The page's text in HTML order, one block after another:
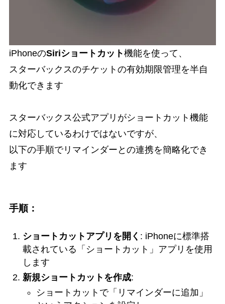
iPhoneのSiriショートカット機能を使って、
スターバックスのチケットの有効期限管理を半自
動化できます
スターバックス公式アプリがショートカット機能
に対応しているわけではないですが、
以下の手順でリマインダーとの連携を簡略化でき
ます
手順：
ショートカットアプリを開く : iPhoneに標準搭
載されている「ショートカット」アプリを使用
します
新規ショートカットを作成:
ショートカットで「リマインダーに追加」